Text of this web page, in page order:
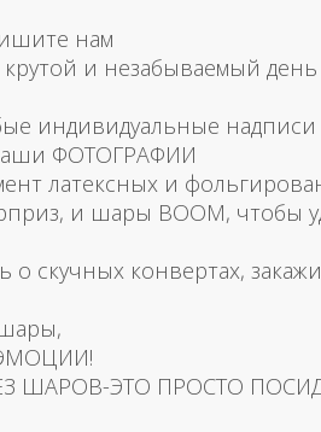
нам
и незабываемый
индивидуальные
ФОТОГРАФИИ
латексных и
и шары BOOM, чтобы
о скучных конвертах,
ШАРОВ-ЭТО ПРОСТО